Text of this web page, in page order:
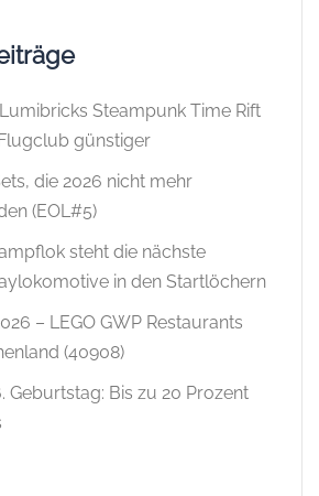
Steampunk Time Rift
günstiger
die 2026 nicht mehr
(EOL#5)
steht die nächste
in den Startlöchern
– LEGO GWP Restaurants
(40908)
Geburtstag: Bis zu 20 Prozent